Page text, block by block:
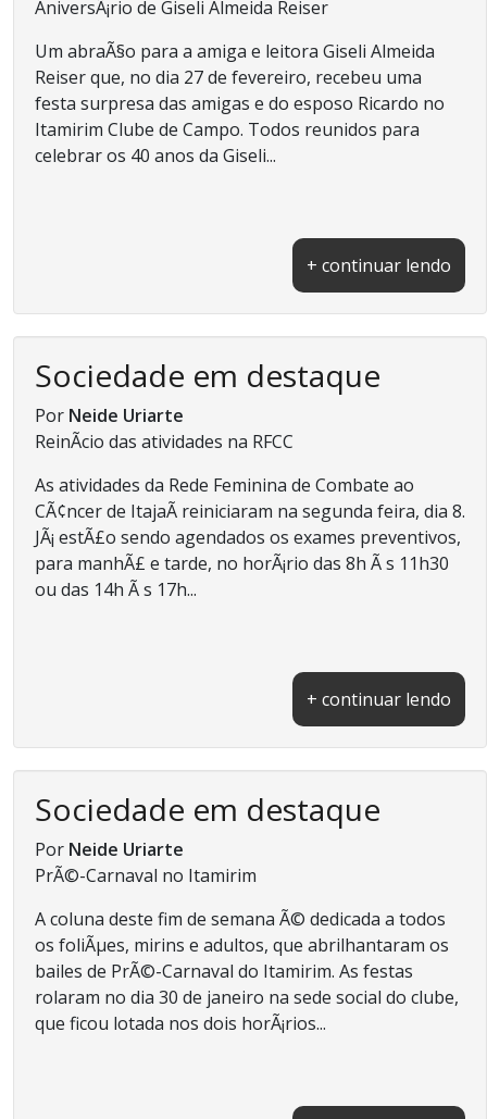
AniversÃ¡rio de Giseli Almeida Reiser
Um abraÃ§o para a amiga e leitora Giseli Almeida
Reiser que, no dia 27 de fevereiro, recebeu uma
festa surpresa das amigas e do esposo Ricardo no
Itamirim Clube de Campo. Todos reunidos para
celebrar os 40 anos da Giseli...
+ continuar lendo
Sociedade em destaque
Por Neide Uriarte
ReinÃ­cio das atividades na RFCC
As atividades da Rede Feminina de Combate ao
CÃ¢ncer de ItajaÃ­ reiniciaram na segunda feira, dia 8.
JÃ¡ estÃ£o sendo agendados os exames preventivos,
para manhÃ£ e tarde, no horÃ¡rio das 8h Ã s 11h30
ou das 14h Ã s 17h...
+ continuar lendo
Sociedade em destaque
Por Neide Uriarte
PrÃ©-Carnaval no Itamirim
A coluna deste fim de semana Ã© dedicada a todos
os foliÃµes, mirins e adultos, que abrilhantaram os
bailes de PrÃ©-Carnaval do Itamirim. As festas
rolaram no dia 30 de janeiro na sede social do clube,
que ficou lotada nos dois horÃ¡rios...